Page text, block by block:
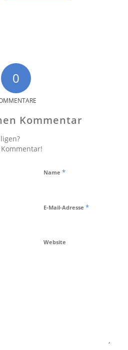
0
Kommentar
Name *
E-Mail-Adresse *
Website